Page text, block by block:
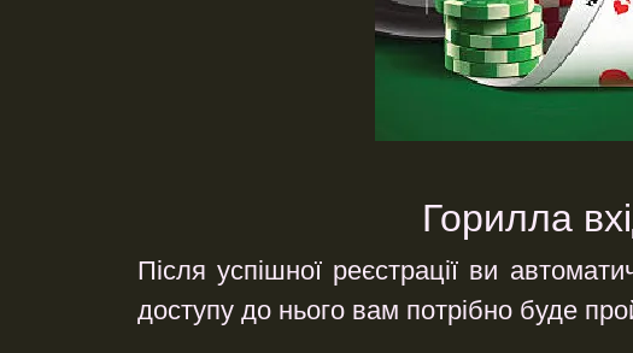
Горилла
Після успішної реєстрації ви
доступу до нього вам потрібно буде